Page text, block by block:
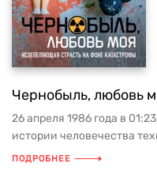
Чернобыль, любовь
26 апреля 1986 года в
истории человечества
ПОДРОБНЕЕ